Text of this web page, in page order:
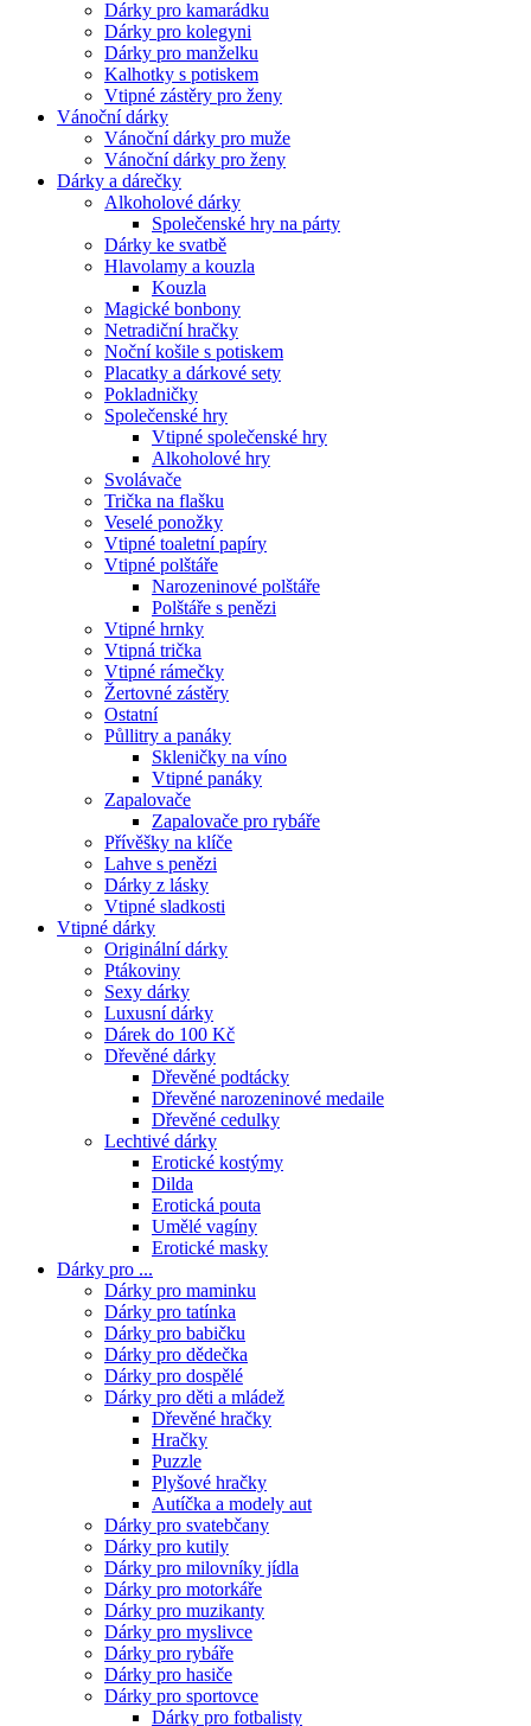
Dárky pro kamarádku
Dárky pro kolegyni
Dárky pro manželku
Kalhotky s potiskem
Vtipné zástěry pro ženy
Vánoční dárky
Vánoční dárky pro muže
Vánoční dárky pro ženy
Dárky a dárečky
Alkoholové dárky
Společenské hry na párty
Dárky ke svatbě
Hlavolamy a kouzla
Kouzla
Magické bonbony
Netradiční hračky
Noční košile s potiskem
Placatky a dárkové sety
Pokladničky
Společenské hry
Vtipné společenské hry
Alkoholové hry
Svolávače
Trička na flašku
Veselé ponožky
Vtipné toaletní papíry
Vtipné polštáře
Narozeninové polštáře
Polštáře s penězi
Vtipné hrnky
Vtipná trička
Vtipné rámečky
Žertovné zástěry
Ostatní
Půllitry a panáky
Skleničky na víno
Vtipné panáky
Zapalovače
Zapalovače pro rybáře
Přívěšky na klíče
Lahve s penězi
Dárky z lásky
Vtipné sladkosti
Vtipné dárky
Originální dárky
Ptákoviny
Sexy dárky
Luxusní dárky
Dárek do 100 Kč
Dřevěné dárky
Dřevěné podtácky
Dřevěné narozeninové medaile
Dřevěné cedulky
Lechtivé dárky
Erotické kostýmy
Dilda
Erotická pouta
Umělé vagíny
Erotické masky
Dárky pro ...
Dárky pro maminku
Dárky pro tatínka
Dárky pro babičku
Dárky pro dědečka
Dárky pro dospělé
Dárky pro děti a mládež
Dřevěné hračky
Hračky
Puzzle
Plyšové hračky
Autíčka a modely aut
Dárky pro svatebčany
Dárky pro kutily
Dárky pro milovníky jídla
Dárky pro motorkáře
Dárky pro muzikanty
Dárky pro myslivce
Dárky pro rybáře
Dárky pro hasiče
Dárky pro sportovce
Dárky pro fotbalisty